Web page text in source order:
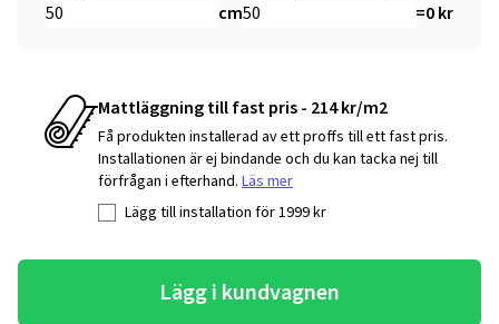
cm
=0kr
Mattläggning till fast pris - 214 kr/m2
Få produkten installerad av ett proffs till ett fast pris.
Installationen är ej bindande och du kan tacka nej till
förfrågan i efterhand. Läs mer
Lägg till installation för1999kr
Lägg i kundvagnen